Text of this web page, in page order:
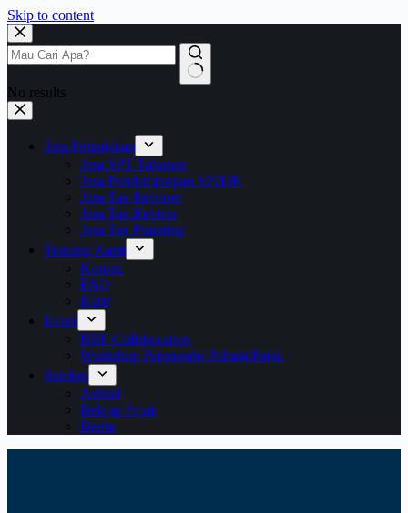
Skip to content
No results
Jasa Perpajakan
Jasa SPT Tahunan
Jasa Pendampingan SP2DK
Jasa Tax Retainer
Jasa Tax Review
Jasa Tax Planning
Tentang Kami
Kontak
FAQ
Karir
Event
BBF Collaboration
Workshop Pengusaha Paham Pajak
Sumber
Artikel
Belajar Pajak
Berita